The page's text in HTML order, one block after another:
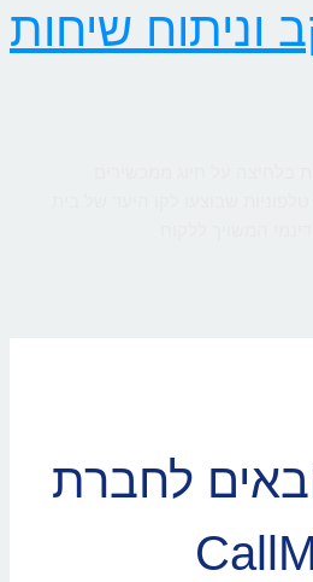
וניתוח שיחות
לחברת